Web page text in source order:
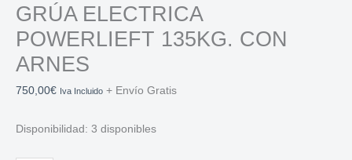
GRÚA ELECTRICA
POWERLIEFT 135KG. CON
ARNES
750,00€ Iva Incluido + Envío Gratis
Disponibilidad: 3 disponibles